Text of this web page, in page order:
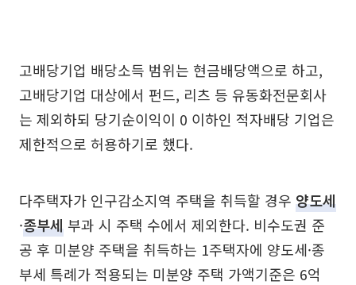
고배당기업 배당소득 범위는 현금배당액으로 하고,
고배당기업 대상에서 펀드, 리츠 등 유동화전문회사
는 제외하되 당기순이익이 0 이하인 적자배당 기업은
제한적으로 허용하기로 했다.
다주택자가 인구감소지역 주택을 취득할 경우 양도세
·종부세 부과 시 주택 수에서 제외한다. 비수도권 준
공 후 미분양 주택을 취득하는 1주택자에 양도세·종
부세 특례가 적용되는 미분양 주택 가액기준은 6억